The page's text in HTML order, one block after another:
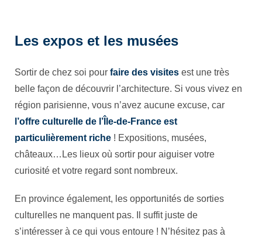
Les expos et les musées
Sortir de chez soi pour faire des visites est une très
belle façon de découvrir l’architecture. Si vous vivez en
région parisienne, vous n’avez aucune excuse, car
l’offre culturelle de l’Île-de-France est
particulièrement riche ! Expositions, musées,
châteaux…Les lieux où sortir pour aiguiser votre
curiosité et votre regard sont nombreux.
En province également, les opportunités de sorties
culturelles ne manquent pas. Il suffit juste de
s’intéresser à ce qui vous entoure ! N’hésitez pas à